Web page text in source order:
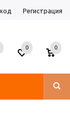
Регистрация
0 0